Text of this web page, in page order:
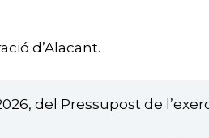
d’Alacant.
del Pressupost de